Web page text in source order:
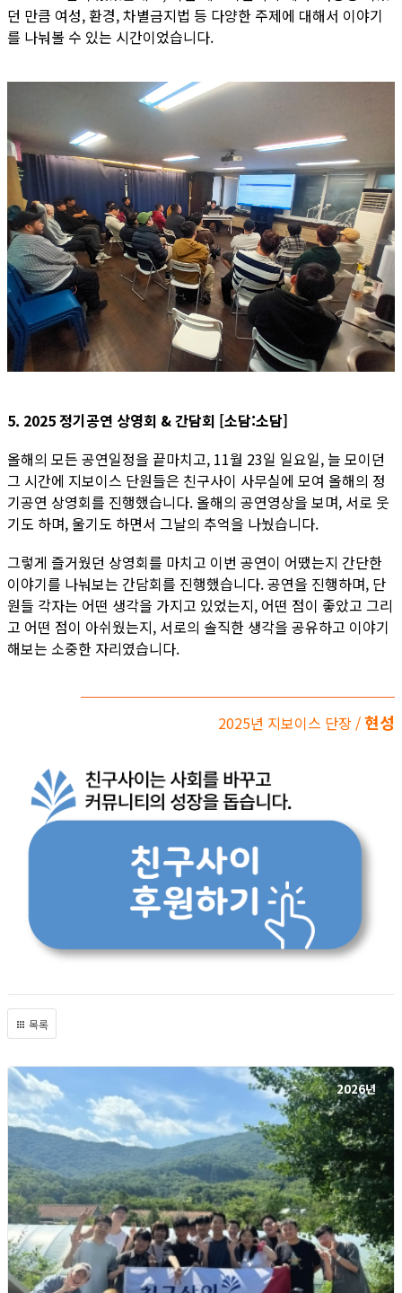
던 만큼 여성, 환경, 차별금지법 등 다양한 주제에 대해서 이야기
를 나눠볼 수 있는 시간이었습니다.
5. 2025 정기공연 상영회 & 간담회 [소담:소담]
올해의 모든 공연일정을 끝마치고, 11월 23일 일요일, 늘 모이던
그 시간에 지보이스 단원들은 친구사이 사무실에 모여 올해의 정
기공연 상영회를 진행했습니다. 올해의 공연영상을 보며, 서로 웃
기도 하며, 울기도 하면서 그날의 추억을 나눴습니다.
그렇게 즐거웠던 상영회를 마치고 이번 공연이 어땠는지 간단한
이야기를 나눠보는 간담회를 진행했습니다. 공연을 진행하며, 단
원들 각자는 어떤 생각을 가지고 있었는지, 어떤 점이 좋았고 그리
고 어떤 점이 아쉬웠는지, 서로의 솔직한 생각을 공유하고 이야기
해보는 소중한 자리였습니다.
2025년 지보이스 단장 /현성
목록
2026년